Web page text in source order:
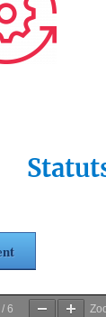
/6